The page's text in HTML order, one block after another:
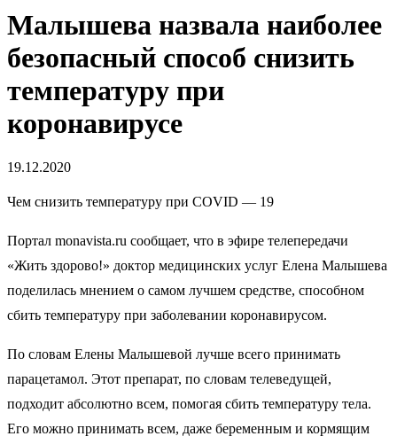
Малышева назвала наиболее
безопасный способ снизить
температуру при
коронавирусе
19.12.2020
Чем снизить температуру при COVID — 19
Портал monavista.ru сообщает, что в эфире телепередачи
«Жить здорово!» доктор медицинских услуг Елена Малышева
поделилась мнением о самом лучшем средстве, способном
сбить температуру при заболевании коронавирусом.
По словам Елены Малышевой лучше всего принимать
парацетамол. Этот препарат, по словам телеведущей,
подходит абсолютно всем, помогая сбить температуру тела.
Его можно принимать всем, даже беременным и кормящим